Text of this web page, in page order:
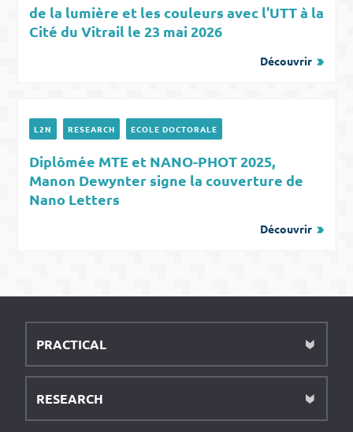
de la lumière et les couleurs avec l'UTT à la
Cité du Vitrail le 23 mai 2026
Découvrir
L2N RESEARCH ECOLE DOCTORALE
Diplômée MTE et NANO-PHOT 2025,
Manon Dewynter signe la couverture de
Nano Letters
Découvrir
PRACTICAL
RESEARCH